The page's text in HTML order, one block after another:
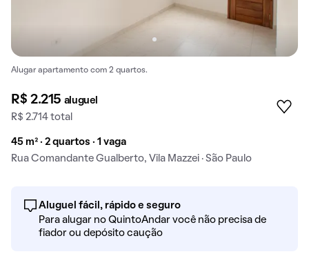
Alugar apartamento com 2 quartos.
R$ 2.215 aluguel
R$ 2.714 total
45 m² · 2 quartos · 1 vaga
Rua Comandante Gualberto, Vila Mazzei · São Paulo
Aluguel fácil, rápido e seguro
Para alugar no QuintoAndar você não precisa de
fiador ou depósito caução